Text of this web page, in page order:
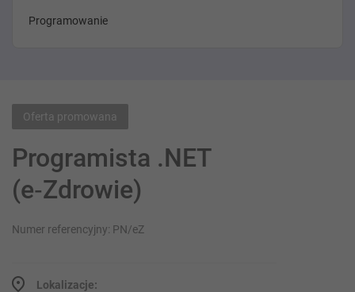
Programowanie
Oferta promowana
Programista .NET
(e‑Zdrowie)
Numer referencyjny: PN/eZ
Lokalizacje: